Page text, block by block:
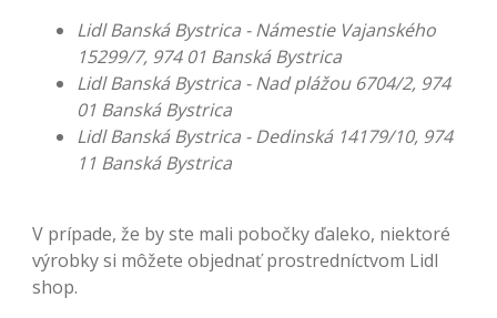
Lidl Banská Bystrica - Námestie Vajanského
15299/7, 974 01 Banská Bystrica
Lidl Banská Bystrica - Nad plážou 6704/2, 974
01 Banská Bystrica
Lidl Banská Bystrica - Dedinská 14179/10, 974
11 Banská Bystrica
V prípade, že by ste mali pobočky ďaleko, niektoré
výrobky si môžete objednať prostredníctvom Lidl
shop.